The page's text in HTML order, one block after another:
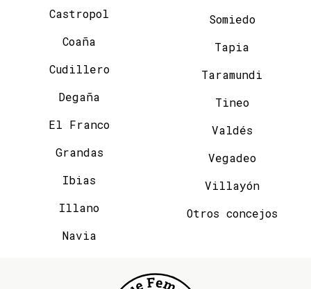
Castropol
Coaña
Cudillero
Degaña
El Franco
Grandas
Ibias
Illano
Navia
Somiedo
Tapia
Taramundi
Tineo
Valdés
Vegadeo
Villayón
Otros concejos